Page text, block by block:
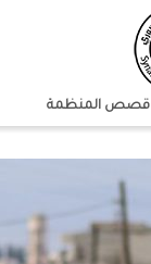
قصص المنظمة